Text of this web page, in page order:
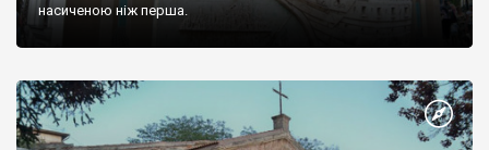
насиченою ніж перша.